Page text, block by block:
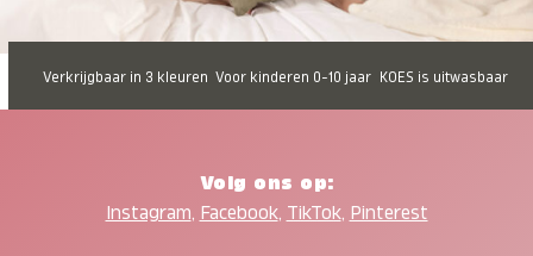
Verkrijgbaar in 3 kleuren Voor kinderen 0-10 jaar KOES is uitwasbaar
Volg ons op:
Instagram, Facebook, TikTok, Pinterest